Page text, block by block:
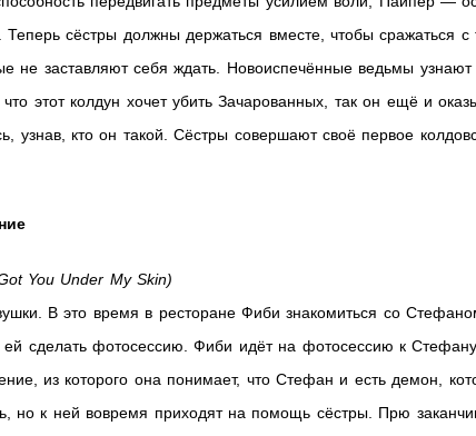
сёстры должны держаться вместе, чтобы сражаться
не заставляют себя ждать. Новоиспечённые ведьмы
этот колдун хочет убить Зачарованных, так он ещё и
узнав, кто он такой. Сёстры совершают своё первое
You Under My Skin)
В это время в ресторане Фиби знакомиться со
сделать фотосессию. Фиби идёт на фотосессию к
из которого она понимает, что Стефан и есть демон,
но к ней вовремя приходят на помощь сёстры. Прю